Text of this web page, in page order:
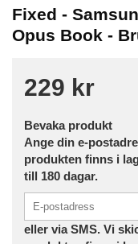
Fixed -
Opus Book -
229 kr
Bevaka produkt
Ange din e-
produkten finns i
till 180 dagar.
eller via SMS. Vi